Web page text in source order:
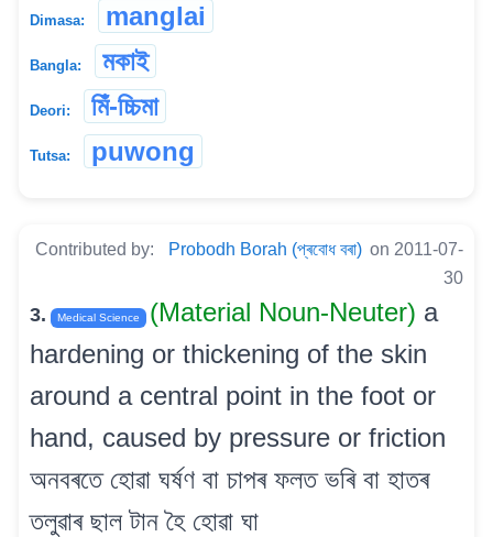
Dimasa: manglai
Bangla: মকাই
Deori: মিঁ-চ্চিমা
Tutsa: puwong
Contributed by: Probodh Borah (প্ৰবোধ বৰা) on 2011-07-
30
3. Medical Science (Material Noun-Neuter) a
hardening or thickening of the skin
around a central point in the foot or
hand, caused by pressure or friction
অনবৰতে হোৱা ঘৰ্ষণ বা চাপৰ ফলত ভৰি বা হাতৰ
তলুৱাৰ ছাল টান হৈ হোৱা ঘা